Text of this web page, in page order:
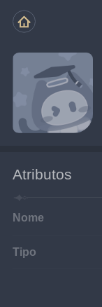
Atributos
Nome
Tipo